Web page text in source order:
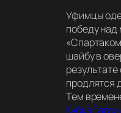
Уфимцы
победу
шайбу в
продлятся
Тем
Кубка